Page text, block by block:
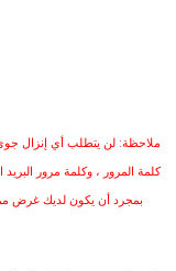
ملاحظة: لن يتطلب أي إنزال جوي
كلمة المرور ، وكلمة مرور
بمجرد أن يكون لديك غرض